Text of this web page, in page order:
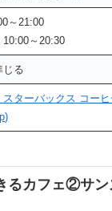
～21:00
10:00～20:30
じる
スターバックス コー
るカフェ②サン